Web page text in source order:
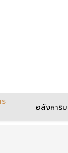
ร
อสังหาริ